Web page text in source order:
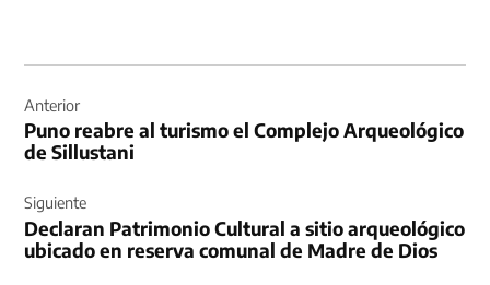
de
entradas
Anterior
Puno reabre al turismo el Complejo Arqueológico
de Sillustani
Siguiente
Declaran Patrimonio Cultural a sitio arqueológico
ubicado en reserva comunal de Madre de Dios